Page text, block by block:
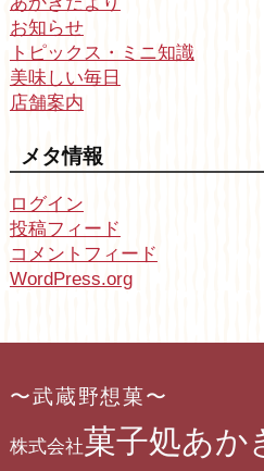
お知らせ
トピックス・ミニ知識
美味しい毎日
店舗案内
メタ情報
ログイン
投稿フィード
コメントフィード
WordPress.org
〜武蔵野想菓〜
株式会社菓子処あか